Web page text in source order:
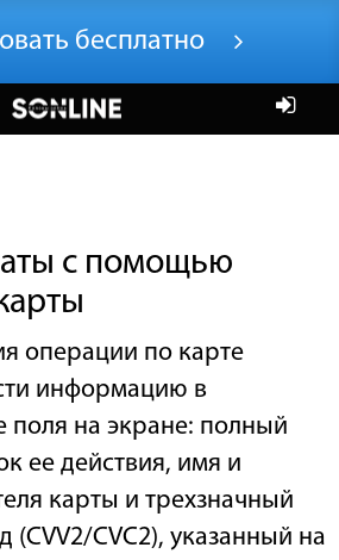
бесплатно
с помощью
операции по карте
информацию в
поля на экране: полный
ее действия, имя и
карты и трехзначный
(СVV2/CVC2), указанный на